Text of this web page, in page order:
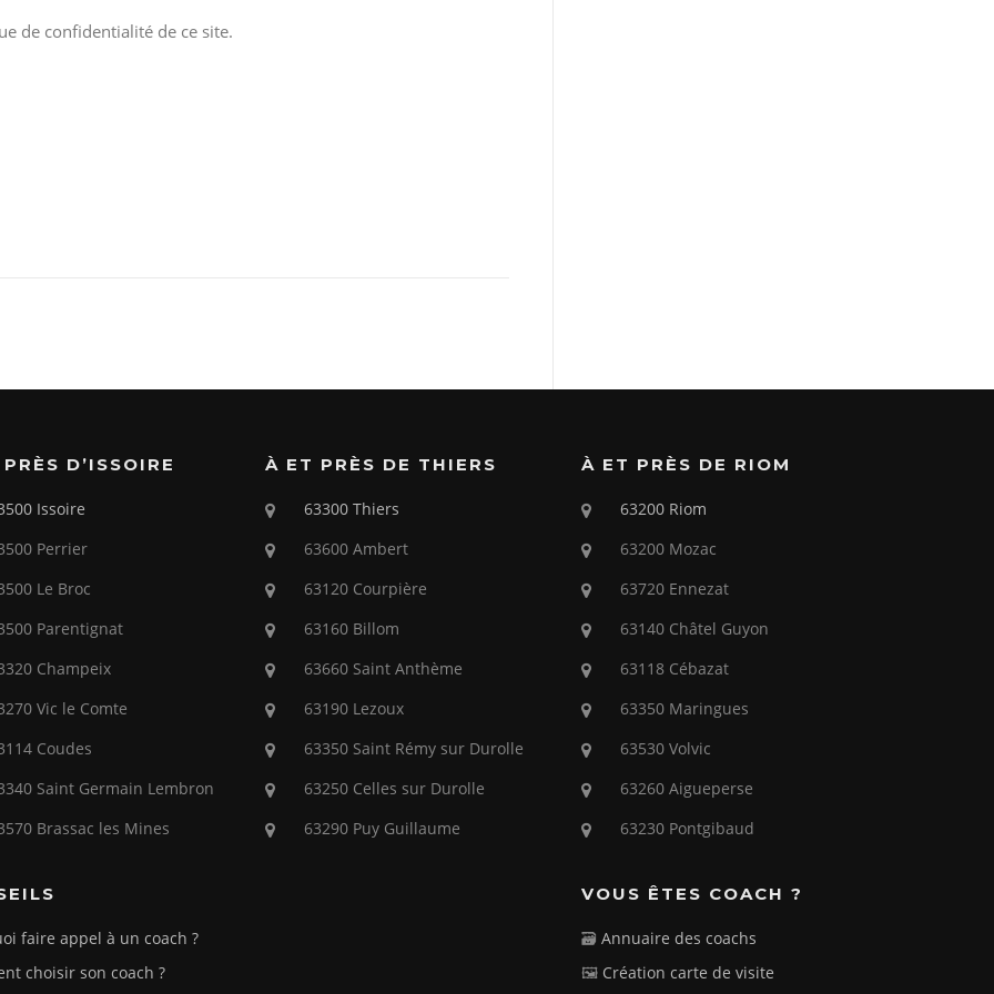
de confidentialité de ce site.
D’ISSOIRE
Issoire
Perrier
Le Broc
Parentignat
Champeix
Vic le Comte
Coudes
Saint Germain Lembron
Brassac les Mines
faire appel à un coach ?
choisir son coach ?
À ET PRÈS DE THIERS
63300 Thiers
63600 Ambert
63120 Courpière
63160 Billom
63660 Saint Anthème
63190 Lezoux
63350 Saint Rémy sur Durolle
63250 Celles sur Durolle
63290 Puy Guillaume
À ET PRÈS DE RIOM
63200 Riom
63200 Mozac
63720 Ennezat
63140 Châtel Guyon
63118 Cébazat
63350 Maringues
63530 Volvic
63260 Aigueperse
63230 Pontgibaud
VOUS ÊTES COACH ?
🗃️ Annuaire des coachs
🖼️ Création carte de visite